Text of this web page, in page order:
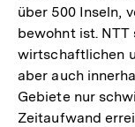
über 500 Inseln,
bewohnt ist.
wirtschaftlichen
aber auch
Gebiete nur
Zeitaufwand